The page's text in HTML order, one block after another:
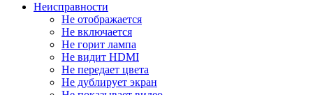
Неисправности
Не отображается
Не включается
Не горит лампа
Не видит HDMI
Не передает цвета
Не дублирует экран